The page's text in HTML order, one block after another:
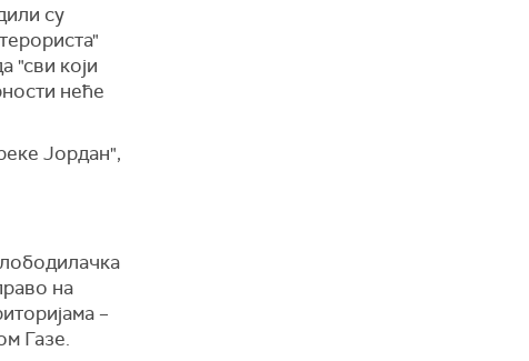
су
"сви који
неће
Јордан",
на
–
Газе.